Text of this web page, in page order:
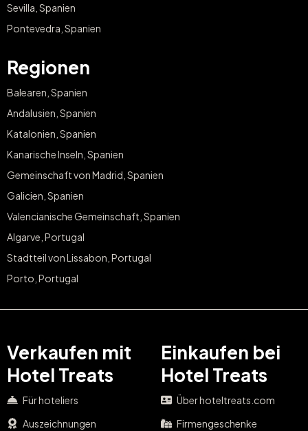
Sevilla, Spanien
Pontevedra, Spanien
Regionen
Balearen, Spanien
Andalusien, Spanien
Katalonien, Spanien
Kanarische Inseln, Spanien
Gemeinschaft von Madrid, Spanien
Galicien, Spanien
Valencianische Gemeinschaft, Spanien
Algarve, Portugal
Stadtteil von Lissabon, Portugal
Porto, Portugal
Verkaufen mit
Hotel Treats
Für hoteliers
Auszeichnungen
Einkaufen bei
Hotel Treats
Über hoteltreats.com
Firmengeschenke